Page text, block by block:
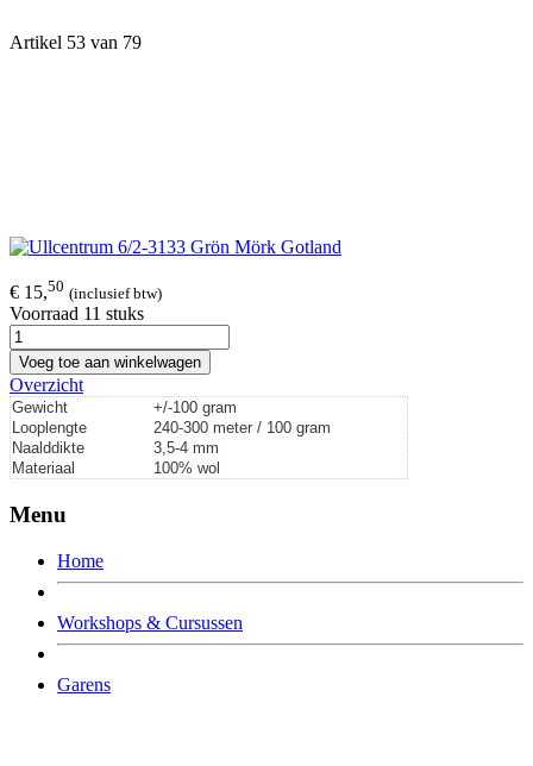
Artikel 53 van 79
€ 15,50 (inclusief btw)
Voorraad 11 stuks
Voeg toe aan winkelwagen
Overzicht
Gewicht
+/-100 gram
Looplengte
240-300 meter / 100 gram
Naalddikte
3,5-4 mm
Materiaal
100% wol
Menu
Home
Workshops & Cursussen
Garens